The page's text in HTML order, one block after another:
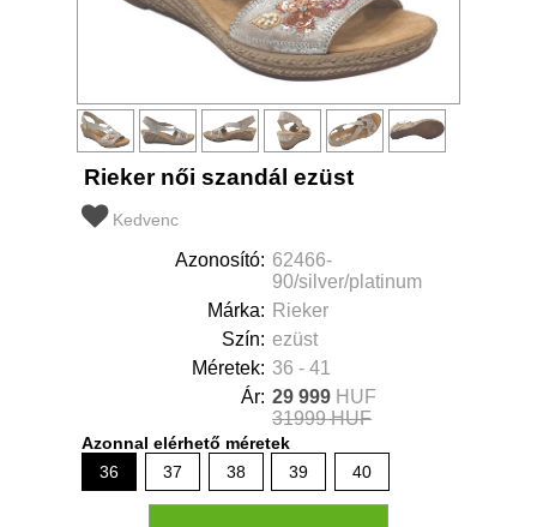
Rieker női szandál ezüst
Kedvenc
Azonosító: 62466-
90/silver/platinum
Márka: Rieker
Szín: ezüst
Méretek: 36 - 41
Ár: 29 999 HUF
31999 HUF
Azonnal elérhető méretek
36
37 38 39 40